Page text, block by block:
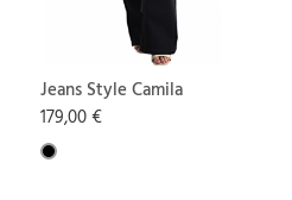
Jeans Style Camila
179,00 €